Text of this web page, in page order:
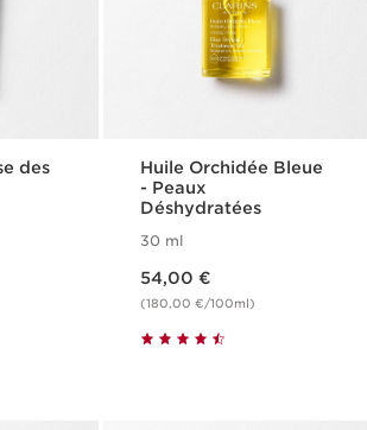
des
Huile Orchidée Bleue
- Peaux
Déshydratées
30 ml
54,00 €
(180,00 €/100ml)